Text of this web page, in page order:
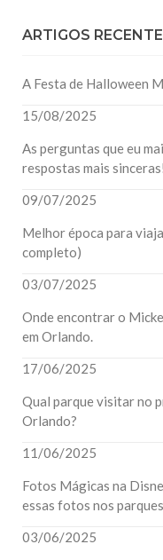
ARTIGOS
A Festa de Halloween
15/08/2025
As perguntas que eu
respostas mais
09/07/2025
Melhor época para
completo)
03/07/2025
Onde encontrar o
em Orlando.
17/06/2025
Qual parque visitar no
Orlando?
11/06/2025
Fotos Mágicas na
essas fotos nos
03/06/2025